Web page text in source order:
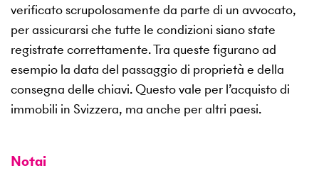
verificato scrupolosamente da parte di un avvocato,
per assicurarsi che tutte le condizioni siano state
registrate correttamente. Tra queste figurano ad
esempio la data del passaggio di proprietà e della
consegna delle chiavi. Questo vale per l’acquisto di
immobili in Svizzera, ma anche per altri paesi.
Notai